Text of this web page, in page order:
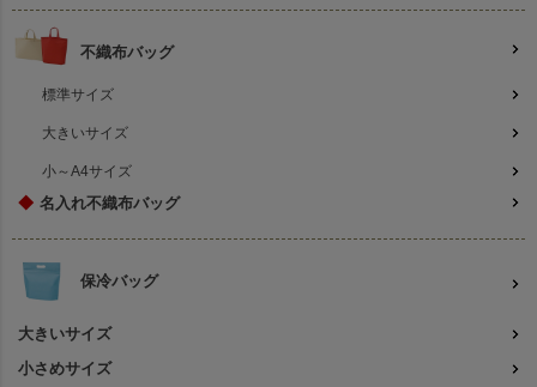
不織布バッグ
標準サイズ
大きいサイズ
小～A4サイズ
◆ 名入れ不織布バッグ
保冷バッグ
大きいサイズ
小さめサイズ